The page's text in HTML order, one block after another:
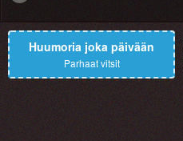
Huumoria joka päivään
Parhaat vitsit